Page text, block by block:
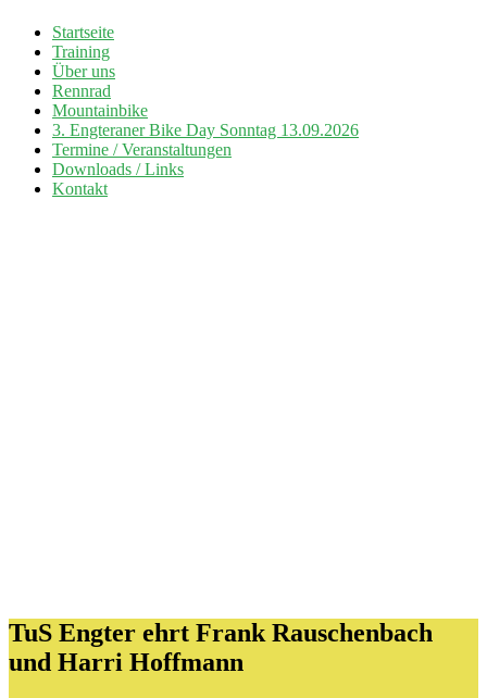
Zum
Inhalt
springen
Radsport TuS Engter
Startseite
Training
Über uns
Rennrad
Mountainbike
3. Engteraner Bike Day Sonntag 13.09.2026
Termine / Veranstaltungen
Downloads / Links
Kontakt
TuS Engter ehrt Frank Rauschenbach
und Harri Hoffmann